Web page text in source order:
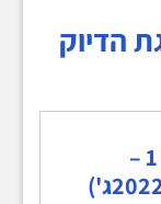
הדיוק
חוברת הקורס אנליזה נומרית 1 –